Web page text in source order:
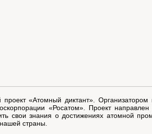
«Атомный диктант».
«Росатом». Проект
свои знания о достижениях атомной
страны.